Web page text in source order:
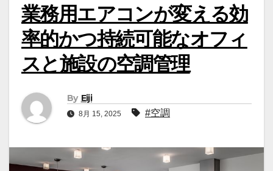
業務用エアコンが変える効
率的かつ持続可能なオフィ
スと施設の空調管理
By Eiji
8月 15, 2025 #空調